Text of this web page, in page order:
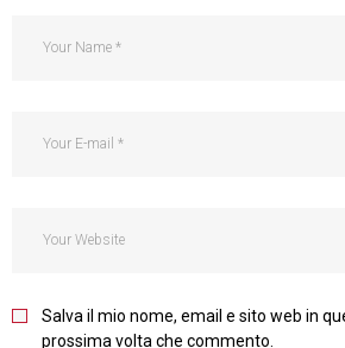
Salva il mio nome, email e sito web in
prossima volta che commento.